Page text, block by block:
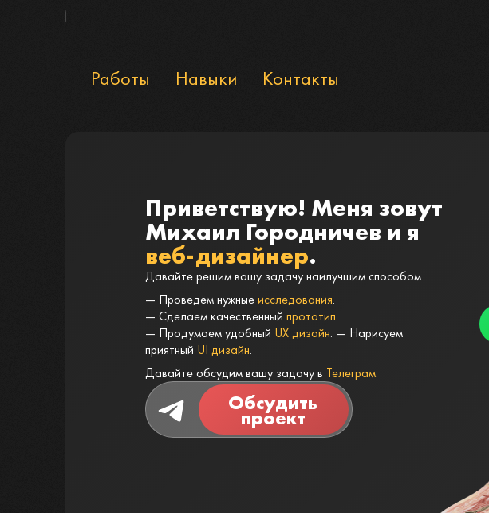
|
Работы Навыки Контакты
Приветствую! Меня зовут
Михаил Городничев и я
веб-дизайнер.
Давайте решим вашу задачу наилучшим способом.
— Проведём нужныеисследования.
— Сделаем качественный прототип.
— Продумаем удобный UX дизайн. — Нарисуем
приятный UI дизайн.
Давайте обсудим вашу задачу в Телеграм.
Обсудить
проект